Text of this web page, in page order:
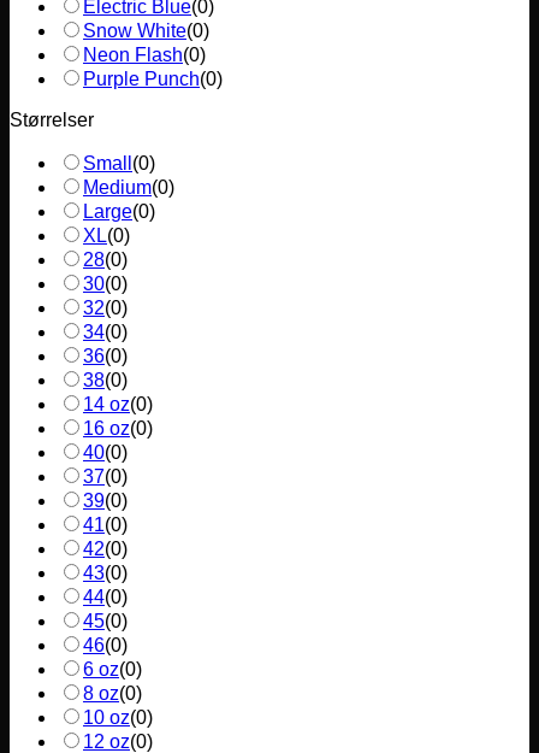
Electric Blue(0)
Snow White(0)
Neon Flash(0)
Purple Punch(0)
Størrelser
Small (0)
Medium(0)
Large(0)
XL(0)
28(0)
30(0)
32(0)
34(0)
36(0)
38(0)
14 oz(0)
16 oz(0)
40(0)
37(0)
39(0)
41(0)
42(0)
43(0)
44(0)
45(0)
46(0)
6 oz(0)
8 oz(0)
10 oz(0)
12 oz(0)